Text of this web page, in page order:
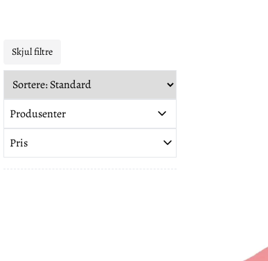
Skjul filtre
Produsenter
Pris